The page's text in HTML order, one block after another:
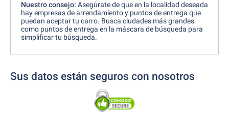
Nuestro consejo: Asegúrate de que en la localidad deseada
hay empresas de arrendamiento y puntos de entrega que
puedan aceptar tu carro. Busca ciudades más grandes
como puntos de entrega en la máscara de búsqueda para
simplificar tu búsqueda.
Sus datos están seguros con nosotros